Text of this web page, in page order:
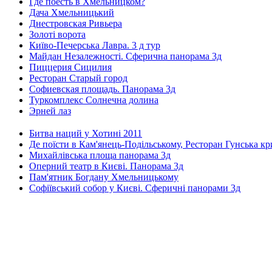
Дача Хмельницький
Днестровская Ривьера
Золоті ворота
Київо-Печерська Лавра. 3 д тур
Майдан Незалежності. Сферична панорама 3д
Пиццерия Сицилия
Ресторан Старый город
Софиевская площадь. Панорама 3д
Туркомплекс Солнечна долина
Эрней лаз
Битва наций у Хотині 2011
Де поїсти в Кам'янець-Подільському, Ресторан Гунська
Михайлівська площа панорама 3д
Оперний театр в Києві. Панорама 3д
Пам'ятник Богдану Хмельницькому
Софіївський собор у Києві. Сферичні панорами 3д